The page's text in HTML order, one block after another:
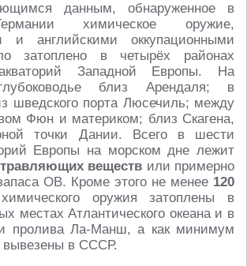
данным, обнаруженное в
химическое оружие,
и английскими оккупационными
затоплено в четырёх районах
Западной Европы. На
близ Арендаля; в
шведского порта Люсечиль; между
Фюн и материком; близ Скагена,
точки Дании. Всего в шести
Европы на морском дне лежит
веществ или примерно
ОВ. Кроме этого не менее 120
оружия затоплены в
местах Атлантического океана и в
пролива Ла-Манш, а как минимум
вывезены в СССР.